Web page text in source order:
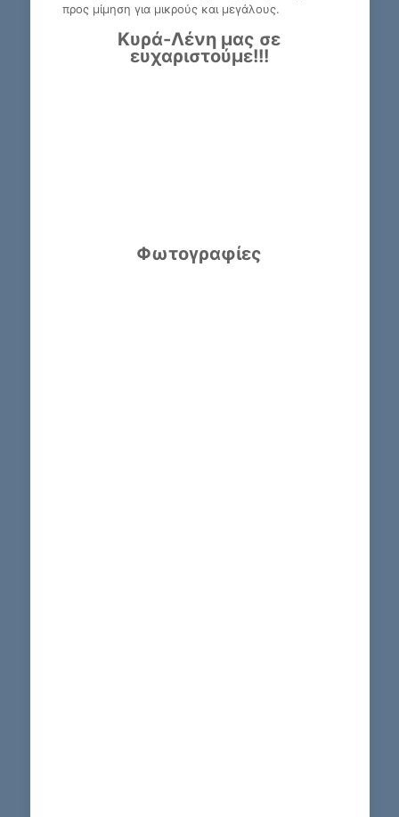
προς μίμηση για μικρούς και μεγάλους.
Κυρά-Λένη μας σε
ευχαριστούμε!!!
Φωτογραφίες